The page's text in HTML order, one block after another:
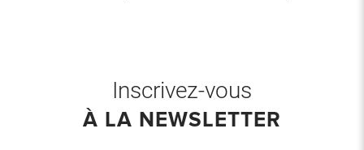
Inscrivez-vous
À LA NEWSLETTER